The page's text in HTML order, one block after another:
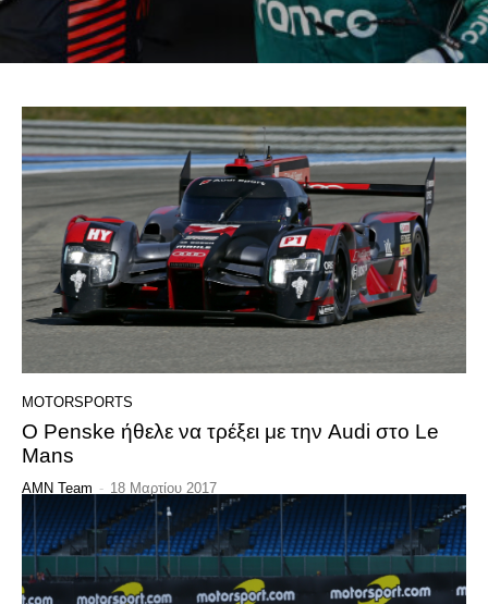
MOTORSPORTS
Ο Penske ήθελε να τρέξει με την Audi στο Le
Mans
AMN Team - 18 Μαρτίου 2017